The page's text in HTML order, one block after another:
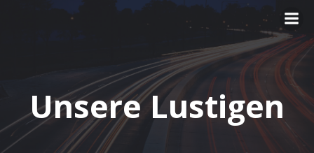
Zum
Inhalt
Unsere Lustigen